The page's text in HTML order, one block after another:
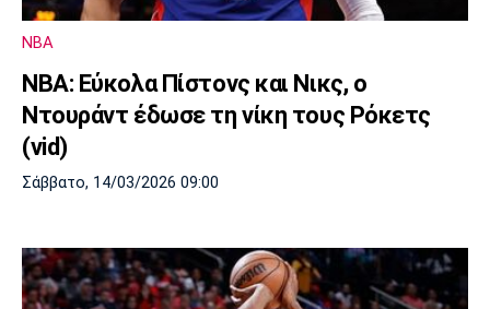
NBA
ΝΒΑ: Εύκολα Πίστονς και Νικς, ο
Ντουράντ έδωσε τη νίκη τους Ρόκετς
(vid)
Σάββατο, 14/03/2026 09:00